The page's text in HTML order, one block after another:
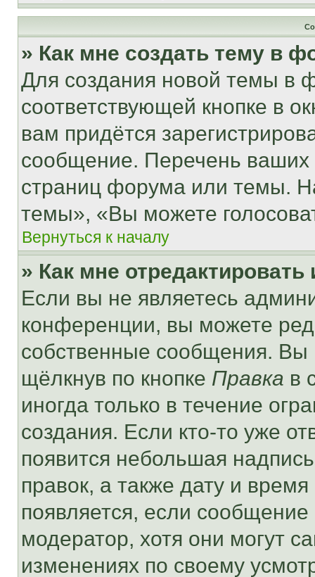
» Как мне создать тему в
Для создания новой темы в
соответствующей кнопке в
вам придётся
сообщение. Перечень ваших
страниц форума или темы.
темы», «Вы можете
Вернуться к началу
» Как мне
Если вы не являетесь
конференции, вы можете
собственные сообщения. Вы
щёлкнув по кнопке Правка в
иногда только в течение
создания. Если кто-то уже
появится небольшая
правок, а также дату и
появляется, если
модератор, хотя они могут
изменениях по своему